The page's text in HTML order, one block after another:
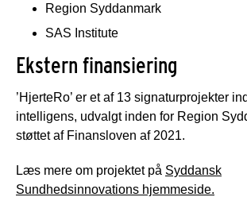
Region Syddanmark
SAS Institute
Ekstern finansiering
’HjerteRo’ er et af 13 signaturprojekter
intelligens, udvalgt inden for Region
støttet af Finansloven af ​​2021.
Læs mere om projektet på Syddansk
Sundhedsinnovations hjemmeside.